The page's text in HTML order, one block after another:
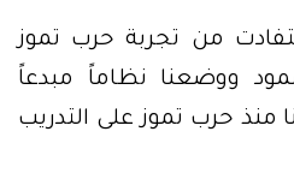
من تجربة حرب تموز
ووضعنا نظاماً مبدعاً
منذ حرب تموز على التدريب